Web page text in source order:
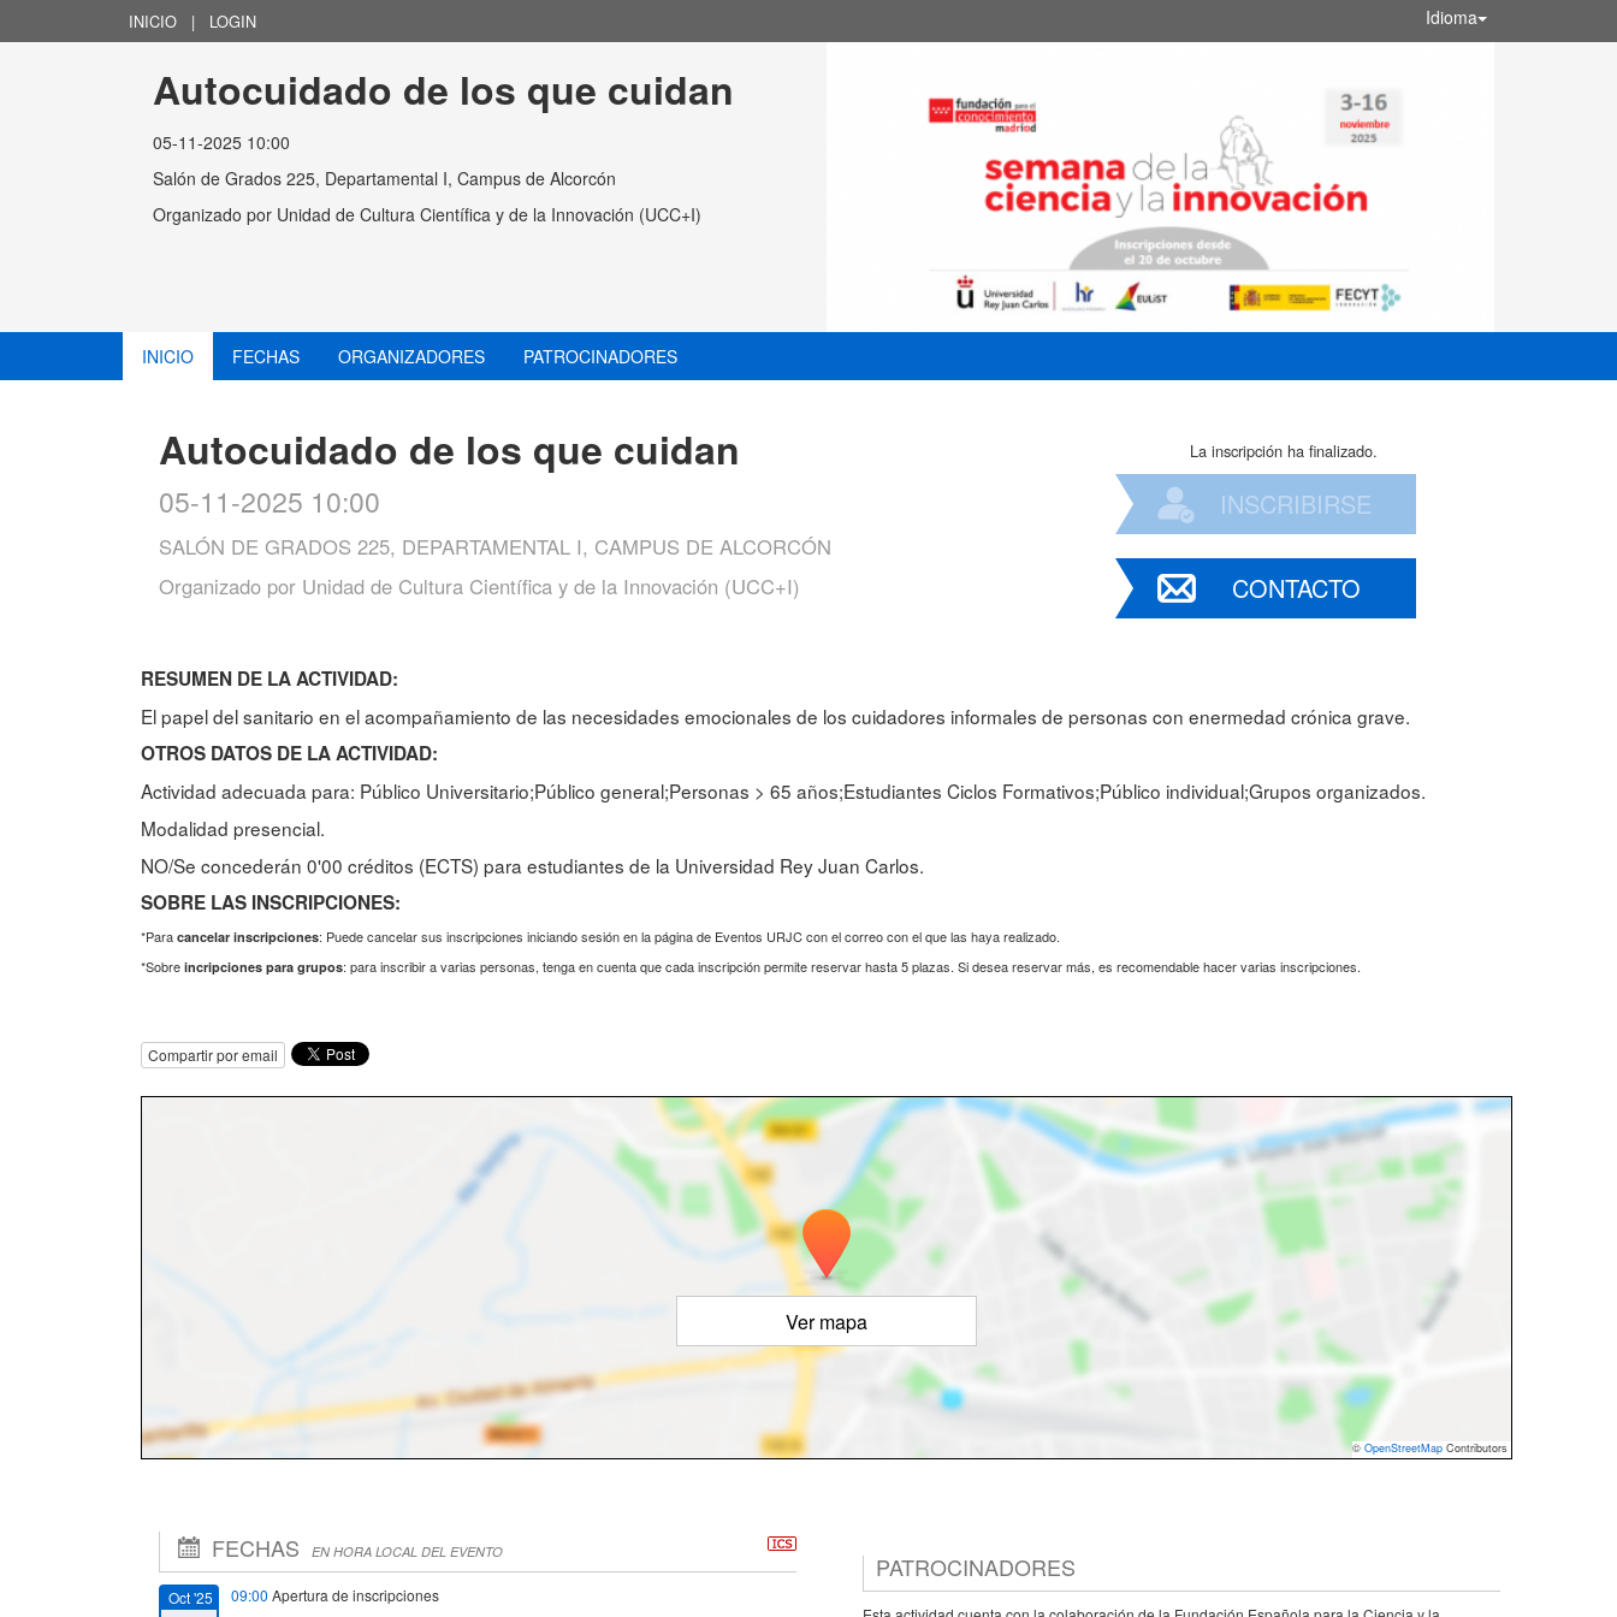
INICIO | LOGIN Idioma
Autocuidado de los que cuidan
05-11-2025 10:00
Salón de Grados 225, Departamental I, Campus de Alcorcón
Organizado por Unidad de Cultura Científica y de la Innovación (UCC+I)
INICIO FECHAS ORGANIZADORES PATROCINADORES
Autocuidado de los que cuidan
05-11-2025 10:00
SALÓN DE GRADOS 225, DEPARTAMENTAL I, CAMPUS DE ALCORCÓN
Organizado por Unidad de Cultura Científica y de la Innovación (UCC+I)
La inscripción ha finalizado.
INSCRIBIRSE
CONTACTO
RESUMEN DE LA ACTIVIDAD:
El papel del sanitario en el acompañamiento de las necesidades emocionales de los cuidadores informales de personas con enermedad crónica grave.
OTROS DATOS DE LA ACTIVIDAD:
Actividad adecuada para: Público Universitario;Público general;Personas > 65 años;Estudiantes Ciclos Formativos;Público individual;Grupos organizados.
Modalidad presencial.
NO/Se concederán 0'00 créditos (ECTS) para estudiantes de la Universidad Rey Juan Carlos.
SOBRE LAS INSCRIPCIONES:
*Para cancelar inscripciones: Puede cancelar sus inscripciones iniciando sesión en la página de Eventos URJC con el correo con el que las haya realizado.
*Sobre incripciones para grupos: para inscribir a varias personas, tenga en cuenta que cada inscripción permite reservar hasta 5 plazas. Si desea reservar más, es recomendable hacer varias inscripciones.
Compartir por email
Ver mapa
© OpenStreetMap Contributors
FECHAS EN HORA LOCAL DEL EVENTO
Oct '25 09:00 Apertura de inscripciones
PATROCINADORES